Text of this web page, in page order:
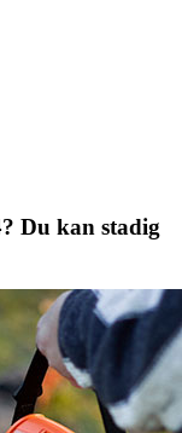
Du kan stadig